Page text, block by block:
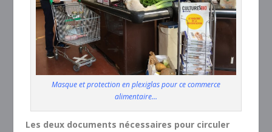
Masque et protection en plexiglas pour ce commerce
alimentaire…
Les deux documents nécessaires pour circuler